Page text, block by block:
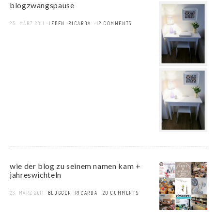
blogzwangspause
25. MÄRZ 2011 LEBEN RICARDA 12 COMMENTS
wie der blog zu seinem namen kam +
jahreswichteln
23. MÄRZ 2011 BLOGGEN RICARDA 20 COMMENTS